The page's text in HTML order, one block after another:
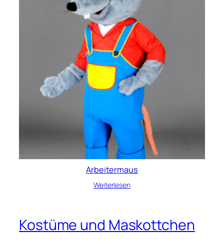
Arbeitermaus
Weiterlesen
Kostüme und Maskottchen